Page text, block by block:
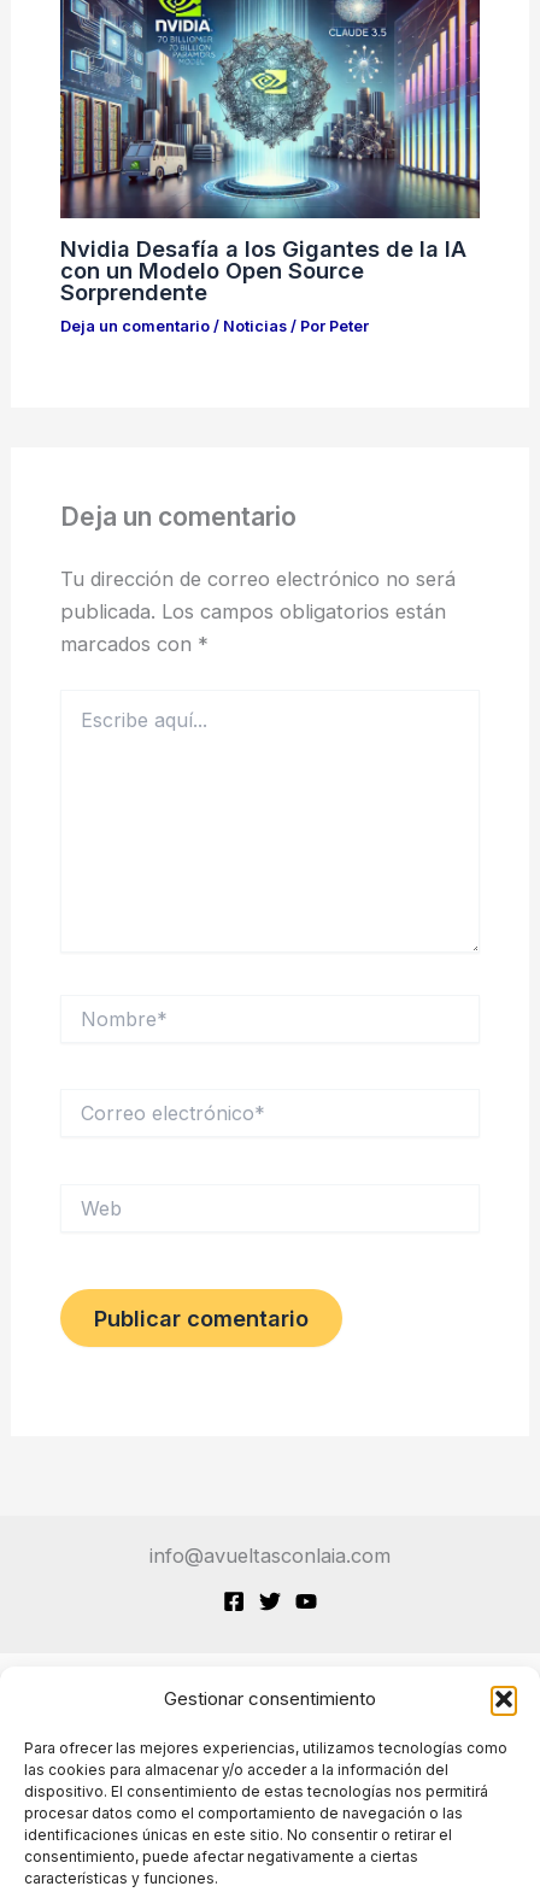
Gestionar consentimiento
Para ofrecer las mejores experiencias, utilizamos tecnologías como
las cookies para almacenar y/o acceder a la información del
dispositivo. El consentimiento de estas tecnologías nos permitirá
procesar datos como el comportamiento de navegación o las
identificaciones únicas en este sitio. No consentir o retirar el
consentimiento, puede afectar negativamente a ciertas
características y funciones.
Nvidia Desafía a los Gigantes de la IA
con un Modelo Open Source
Sorprendente
Deja un comentario / Noticias/ Por Peter
Deja un comentario
Tu dirección de correo electrónico no será
publicada. Los campos obligatorios están
marcados con *
aquí...
electrónico*
info@avueltasconlaia.com
Políticas de cookies
Políticas de privacidad